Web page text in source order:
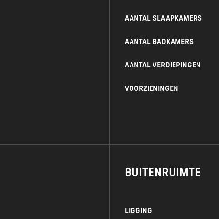
• Geen huisgenoten
behoudt zich het recht voor om de
AANTAL SLAAPKAMERS
AANTAL BADKAMERS
AANTAL VERDIEPINGEN
VOORZIENINGEN
BUITENRUIMTE
LIGGING